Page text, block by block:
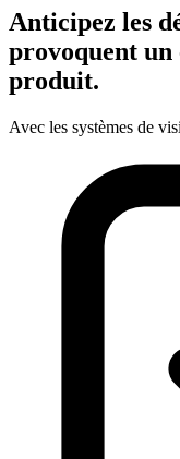
Anticipez les
provoquent un
produit.
Avec les systèmes de